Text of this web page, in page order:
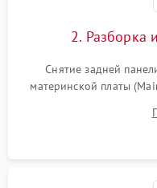
2. Разборка
Снятие задней
материнской платы
Проверка надежности